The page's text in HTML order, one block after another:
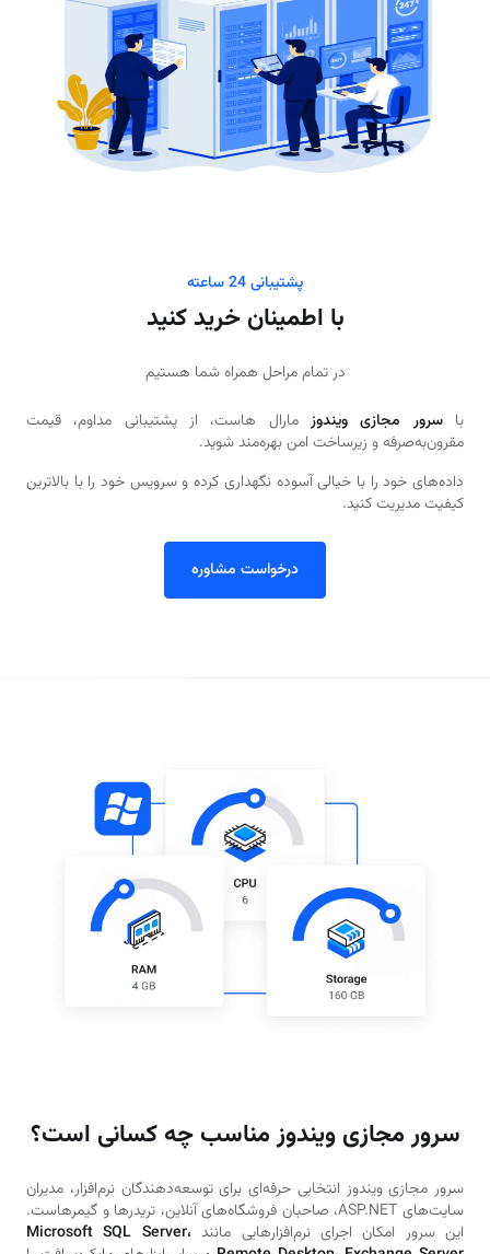
پشتیبانی 24 ساعته
با اطمینان خرید کنید
در تمام مراحل همراه شما هستیم
باسرور مجازی ویندوز مارال هاست، از پشتیبانی مداوم، قیمت
مقرون‌به‌صرفه و زیرساخت امن بهره‌مند شوید.
داده‌های خود را با خیالی آسوده نگهداری کرده و سرویس خود را با بالاترین
کیفیت مدیریت کنید.
درخواست مشاوره
سرور مجازی ویندوز مناسب چه کسانی است؟
سرور مجازی ویندوز انتخابی حرفه‌ای برای توسعه‌دهندگان نرم‌افزار، مدیران
سایت‌های ASP.NET، صاحبان فروشگاه‌های آنلاین، تریدرها و گیمرهاست.
این سرور امکان اجرای نرم‌افزارهایی مانند Microsoft SQL Server،